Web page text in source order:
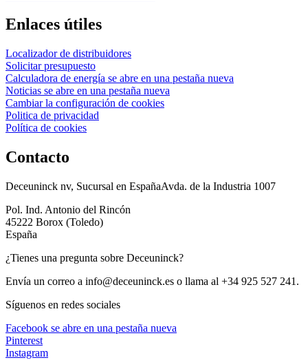
Enlaces útiles
Localizador de distribuidores
Solicitar presupuesto
Calculadora de energía se abre en una pestaña nueva
Noticias se abre en una pestaña nueva
Cambiar la configuración de cookies
Politica de privacidad
Política de cookies
Contacto
Deceuninck nv, Sucursal en EspañaAvda. de la Industria 1007
Pol. Ind. Antonio del Rincón
45222 Borox (Toledo)
España
¿Tienes una pregunta sobre Deceuninck?
Envía un correo a info@deceuninck.es o llama al +34 925 527 241.
Síguenos en redes sociales
Facebook se abre en una pestaña nueva
Pinterest
Instagram